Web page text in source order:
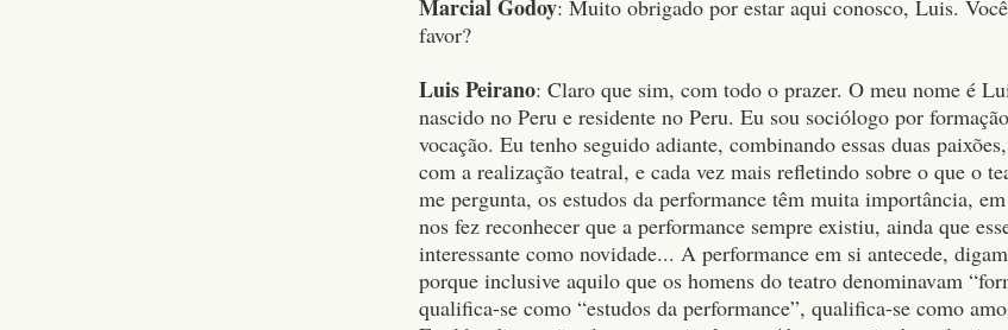
Marcial Godoy: Muito obrigado por estar aqui conosco, Luis.
favor?
Luis Peirano: Claro que sim, com todo o prazer. O meu nome é
nascido no Peru e residente no Peru. Eu sou sociólogo por
vocação. Eu tenho seguido adiante, combinando essas duas
com a realização teatral, e cada vez mais refletindo sobre o que o
me pergunta, os estudos da performance têm muita importância,
nos fez reconhecer que a performance sempre existiu, ainda que
interessante como novidade... A performance em si antecede,
porque inclusive aquilo que os homens do teatro denominavam
qualifica-se como “estudos da performance”, qualifica-se como